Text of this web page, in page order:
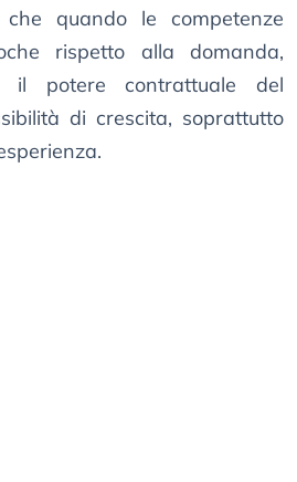
quando le competenze
rispetto alla domanda,
il potere contrattuale del
di crescita, soprattutto